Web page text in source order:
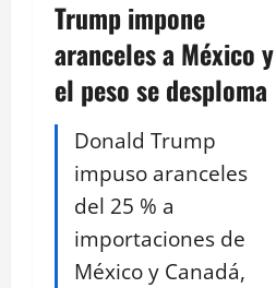
Trump impone
aranceles a México y
el peso se desploma
Donald Trump
impuso aranceles
del 25 % a
importaciones de
México y Canadá,